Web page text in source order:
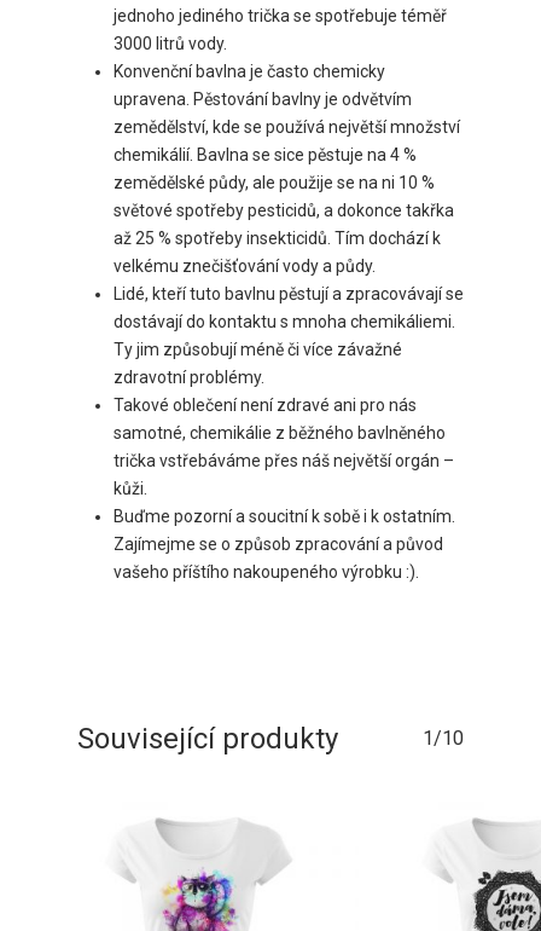
jednoho jediného trička se spotřebuje téměř
3000 litrů vody.
Konvenční bavlna je často chemicky
upravena. Pěstování bavlny je odvětvím
zemědělství, kde se používá největší množství
chemikálií. Bavlna se sice pěstuje na 4 %
zemědělské půdy, ale použije se na ni 10 %
světové spotřeby pesticidů, a dokonce takřka
až 25 % spotřeby insekticidů. Tím dochází k
velkému znečišťování vody a půdy.
Lidé, kteří tuto bavlnu pěstují a zpracovávají se
dostávají do kontaktu s mnoha chemikáliemi.
Ty jim způsobují méně či více závažné
zdravotní problémy.
Takové oblečení není zdravé ani pro nás
samotné, chemikálie z běžného bavlněného
trička vstřebáváme přes náš největší orgán –
kůži.
Buďme pozorní a soucitní k sobě i k ostatním.
Zajímejme se o způsob zpracování a původ
vašeho příštího nakoupeného výrobku :).
Související produkty 1/10